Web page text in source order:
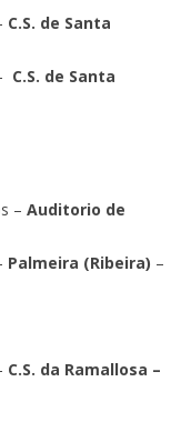
C.S. de Santa
C.S. de Santa
– Auditorio de
Palmeira (Ribeira) –
C.S. da Ramallosa –